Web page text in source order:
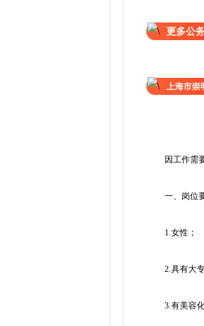
更多公
上海市崇
因工作需要
一、岗位
1.女性；
2.具有大专
3.有美容化